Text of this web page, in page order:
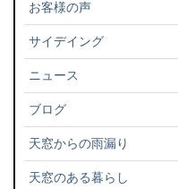
お客様の声
サイデイング
ニュース
ブログ
天窓からの雨漏り
天窓のある暮らし